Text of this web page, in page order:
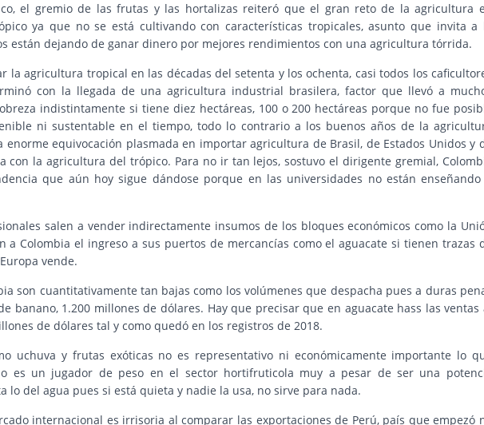
el gremio de las frutas y las hortalizas reiteró que el gran reto de la agricultura
ya que no se está cultivando con características tropicales, asunto que invita a
están dejando de ganar dinero por mejores rendimientos con una agricultura tórrida.
la agricultura tropical en las décadas del setenta y los ochenta, casi todos los
con la llegada de una agricultura industrial brasilera, factor que llevó a
indistintamente si tiene diez hectáreas, 100 o 200 hectáreas porque no fue
ni sustentable en el tiempo, todo lo contrario a los buenos años de la
equivocación plasmada en importar agricultura de Brasil, de Estados Unidos y
con la agricultura del trópico. Para no ir tan lejos, sostuvo el dirigente gremial,
que aún hoy sigue dándose porque en las universidades no están enseñando
salen a vender indirectamente insumos de los bloques económicos como la
a Colombia el ingreso a sus puertos de mercancías como el aguacate si tienen trazas
vende.
son cuantitativamente tan bajas como los volúmenes que despacha pues a duras
banano, 1.200 millones de dólares. Hay que precisar que en aguacate hass las ventas
de dólares tal y como quedó en los registros de 2018.
uchuva y frutas exóticas no es representativo ni económicamente importante lo
es un jugador de peso en el sector hortifruticola muy a pesar de ser una
lo del agua pues si está quieta y nadie la usa, no sirve para nada.
internacional es irrisoria al comparar las exportaciones de Perú, país que empezó